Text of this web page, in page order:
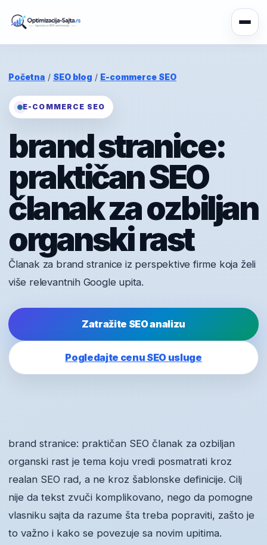
Početna / SEO blog / E-commerce SEO
E-COMMERCE SEO
brand stranice:
praktičan SEO
članak za ozbiljan
organski rast
Članak za brand stranice iz perspektive firme koja želi
više relevantnih Google upita.
Zatražite SEO analizu
Pogledajte cenu SEO usluge
brand stranice: praktičan SEO članak za ozbiljan
organski rast je tema koju vredi posmatrati kroz
realan SEO rad, a ne kroz šablonske definicije. Cilj
nije da tekst zvuči komplikovano, nego da pomogne
vlasniku sajta da razume šta treba popraviti, zašto je
to važno i kako se povezuje sa novim upitima.